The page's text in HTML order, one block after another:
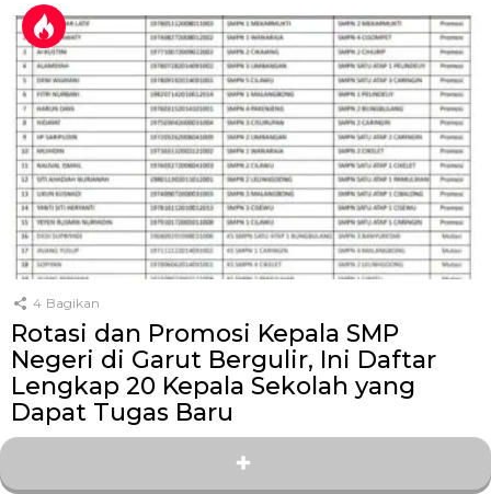
4 Bagikan
Rotasi dan Promosi Kepala SMP
Negeri di Garut Bergulir, Ini Daftar
Lengkap 20 Kepala Sekolah yang
Dapat Tugas Baru